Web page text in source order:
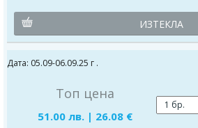
ИЗТЕКЛА
Дата: 05.09-06.09.25 г .
Топ цена
51.00 лв. | 26.08 €